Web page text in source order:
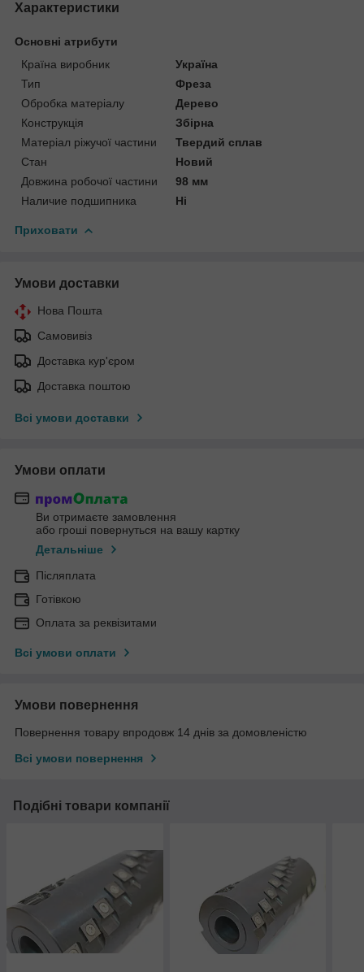
Характеристики
Основні атрибути
Країна виробник
Україна
Тип
Фреза
Обробка матеріалу
Дерево
Конструкція
Збірна
Матеріал ріжучої частини
Твердий сплав
Стан
Новий
Довжина робочої частини
98 мм
Наличие подшипника
Ні
Приховати
Умови доставки
Нова Пошта
Самовивіз
Доставка кур'єром
Доставка поштою
Всі умови доставки
Умови оплати
Ви отримаєте замовлення
або гроші повернуться на вашу картку
Детальніше
Післяплата
Готівкою
Оплата за реквізитами
Всі умови оплати
Умови повернення
Повернення товару впродовж 14 днів за домовленістю
Всі умови повернення
Подібні товари компанії